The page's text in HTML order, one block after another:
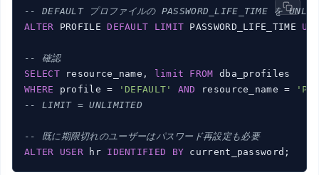
-- DEFAULT プロファイルの PASSWORD_LIFE_TIME を
ALTER PROFILE DEFAULT LIMIT PASSWORD_LIFE_TIME
-- 確認
SELECT resource_name, limit FROM
WHERE profile = 'DEFAULT' AND resource_name =
-- LIMIT = UNLIMITED
-- 既に期限切れのユーザーはパスワード再設定も必要
ALTER
USER hr IDENTIFIED BY